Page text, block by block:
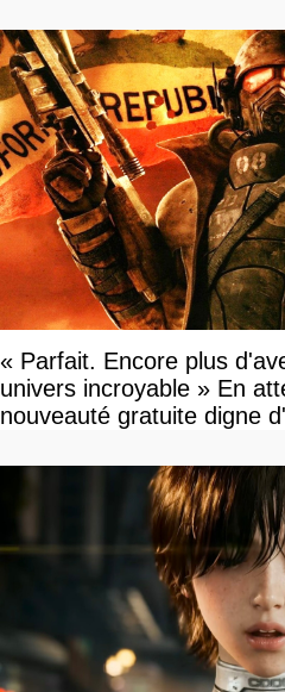
« Parfait. Encore plus
univers incroyable » En
nouveauté gratuite digne